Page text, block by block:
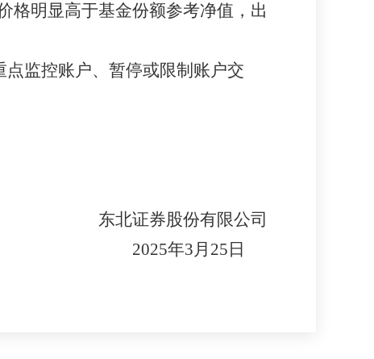
格明显高于基金份额参考净值，出
监控账户、暂停或限制账户交
东北证券股份有限公司
2025年3月 25 日